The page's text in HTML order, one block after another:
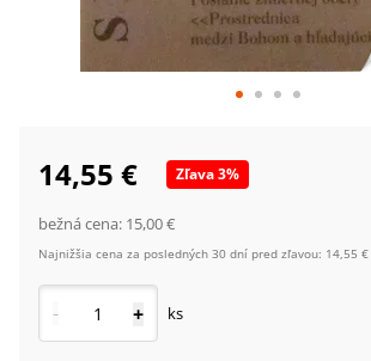
14,55 € Zľava3%
bežná cena: 15,00 €
Najnižšia cena za posledných 30 dní pred zľavou: 14,55 €
- + ks